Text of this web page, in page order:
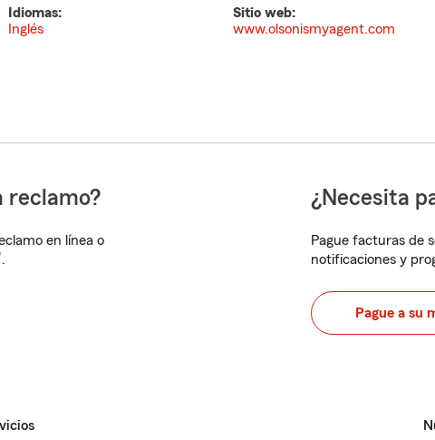
Idiomas:
Inglés
Sitio web:
www.olsonismyagent.com
reclamo?
en línea o
.
¿Necesita
Pague facturas de
notificaciones y
Pague a su